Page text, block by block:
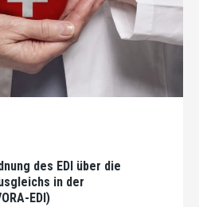
des EDI über die
in der
EDI)